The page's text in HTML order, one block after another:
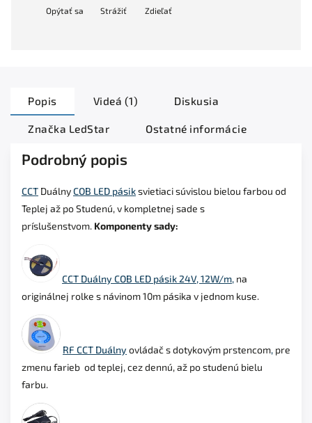
Opýtať sa Strážiť Zdieľať
Popis Videá (1) Diskusia
Značka LedStar Ostatné informácie
Podrobný popis
CCT DuálnyCOB LED pásiksvietiaci súvislou bielou farbou od
Teplej až po Studenú, v kompletnej sade s
príslušenstvom. Komponenty sady:
CCT Duálny COB LED pásik 24V, 12W/m, na
originálnej rolke s návinom 10m pásika v jednom kuse.
RF CCT Duálny ovládač s dotykovým prstencom, pre
zmenu farieb od teplej, cez dennú, až po studenú bielu
farbu.